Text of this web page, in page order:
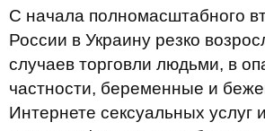
С начала полномасштабного
России в Украину резко
случаев торговли людьми, в
частности, беременные и
Интернете сексуальных услуг и